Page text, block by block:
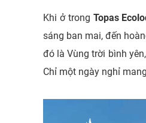
Khi ở trong Topas
sáng ban mai, đến
đó là Vùng trời bình
Chỉ một ngày nghỉ